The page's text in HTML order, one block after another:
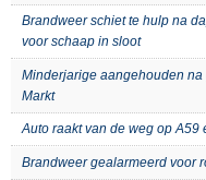
Brandweer schiet te hulp na
voor schaap in sloot
Minderjarige aangehouden
Markt
Auto raakt van de weg op
Brandweer gealarmeerd voor